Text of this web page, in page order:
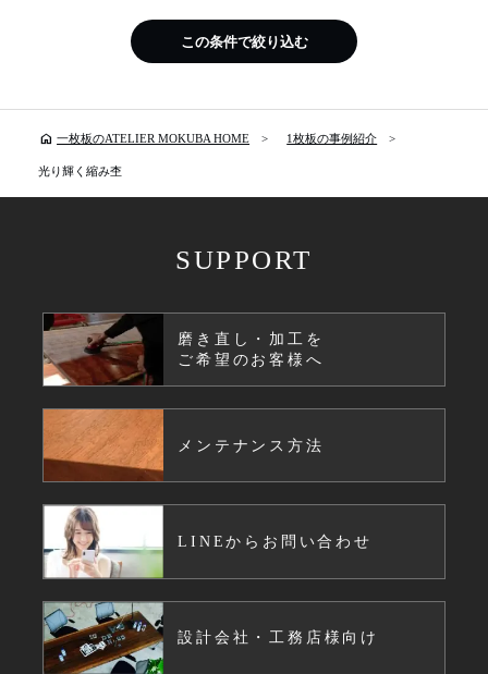
この条件で絞り込む
home 一枚板のATELIER MOKUBA HOME 1枚板の事例紹介
光り輝く縮み杢
SUPPORT
磨き直し・加工を
ご希望のお客様へ
メンテナンス方法
LINEからお問い合わせ
設計会社・工務店様向け